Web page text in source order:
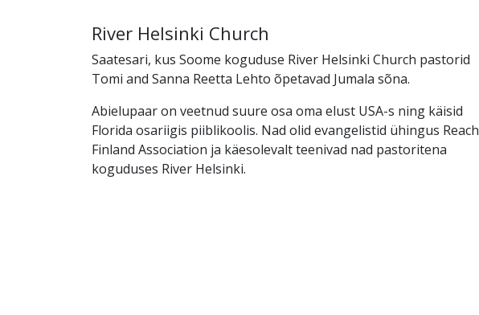
River Helsinki Church
Saatesari, kus Soome koguduse River Helsinki Church pastorid
Tomi and Sanna Reetta Lehto õpetavad Jumala sõna.
Abielupaar on veetnud suure osa oma elust USA-s ning käisid
Florida osariigis piiblikoolis. Nad olid evangelistid ühingus Reach
Finland Association ja käesolevalt teenivad nad pastoritena
koguduses River Helsinki.